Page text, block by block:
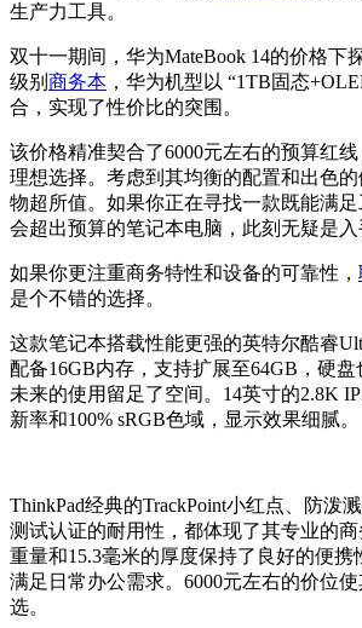
生产力工具。
双十一期间，华为MateBook 14的价格下
级别 商务本 ，华为机型以 “1TB固态
合，实现了性价比的突围。
该价格精准契合了6000元左右的预算红
理想选择。考虑到其均衡的配置和出色
物超所值。如果你正在寻找一款既能满
会超出预算的笔记本电脑，此刻无疑是入
如果你更注重商务特性和设备的可靠性，
是个不错的选择。
这款笔记本搭载性能更强的英特尔酷睿
配备16GB内存，支持扩展至64GB，硬
未来的使用留足了空间。14英寸的2.8K
新率和100% sRGB色域，显示效果细腻。
ThinkPad经典的TrackPoint小红点、防泼
测试认证的耐用性，都体现了其专业的
重量和15.3毫米的厚度保持了良好的便携
满足日常办公需求。6000元左右的价位
选。